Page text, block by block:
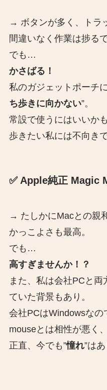
→ ボタンが多く、トラ
間違いなく作業は捗る
でも…
かさばる！
私のガジェットポーチ
ち歩きに向かない”。
常設で使うにはいいか
歩きたい私には不向きで
✅ Apple純正 Magic
→ たしかにMacとの親
かっこよさも最高。
でも…
高すぎませんか！？
また、私は会社PCと
ていた背景もあり。
会社PCはWindowsな
mouseとは相性が悪く
正直、今でも”憧れ”は